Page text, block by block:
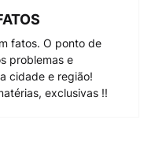
fatos. O ponto de
problemas e
cidade e região!
exclusivas !!